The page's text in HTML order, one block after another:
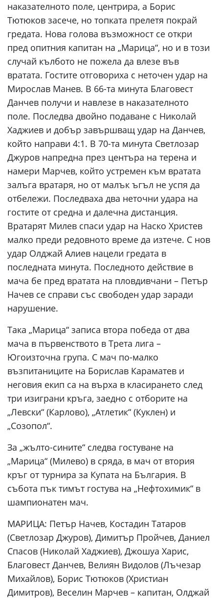
наказателното поле, центрира, а Борис
Тютюков засече, но топката прелетя покрай
гредата. Нова голова възможност се откри
пред опитния капитан на „Марица“, но и в този
случай кълбото не пожела да влезе във
вратата. Гостите отговориха с неточен удар на
Мирослав Манев. В 66-та минута Благовест
Данчев получи и навлезе в наказателното
поле. Последва двойно подаване с Николай
Хаджиев и добър завършващ удар на Данчев,
който направи 4:1. В 70-та минута Светлозар
Джуров напредна през центъра на терена и
намери Марчев, който устремен към вратата
залъга вратаря, но от малък ъгъл не успя да
отбележи. Последваха два неточни удара на
гостите от средна и далечна дистанция.
Вратарят Милев спаси удар на Наско Христев
малко преди редовното време да изтече. С нов
удар Олджай Алиев нацели гредата в
последната минута. Последното действие в
мача бе пред вратата на пловдивчани – Петър
Начев се справи със свободен удар заради
нарушение.
Така „Марица“ записа втора победа от два
мача в първенството в Трета лига –
Югоизточна група. С мач по-малко
възпитаниците на Борислав Караматев и
неговия екип са на върха в класирането след
три изиграни кръга, заедно с отборите на
„Левски“ (Карлово), „Атлетик“ (Куклен) и
„Созопол“.
За „жълто-сините“ следва гостуване на
„Марица“ (Милево) в сряда, в мач от втория
кръг от турнира за Купата на България. В
събота пък тимът гостува на „Нефтохимик“ в
шампионатен мач.
МАРИЦА: Петър Начев, Костадин Татаров
(Светлозар Джуров), Димитър Пройчев, Даниел
Спасов (Николай Хаджиев), Джошуа Харис,
Благовест Данчев, Велиян Видолов (Лъчезар
Михайлов), Борис Тютюков (Христиан
Димитров), Веселин Марчев – капитан, Олджай